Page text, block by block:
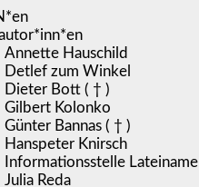
Annette Hauschild
Detlef zum Winkel
Dieter Bott ( † )
Gilbert Kolonko
Günter Bannas ( † )
Hanspeter Knirsch
Informationsstelle
Julia Reda